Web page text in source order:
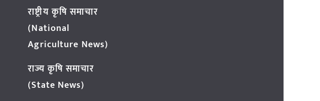
राष्ट्रीय कृषि समाचार
(National
Agriculture News)
राज्य कृषि समाचार
(State News)